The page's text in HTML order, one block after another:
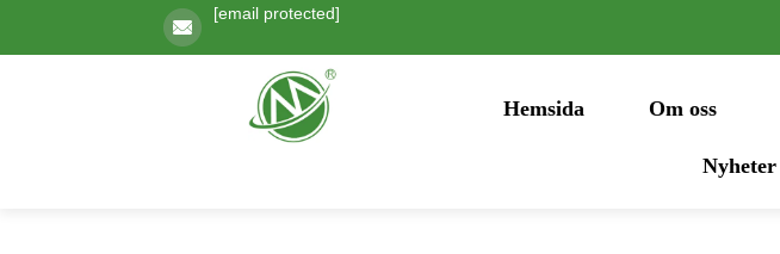
[email protected]
Hemsida Om oss
Nyheter